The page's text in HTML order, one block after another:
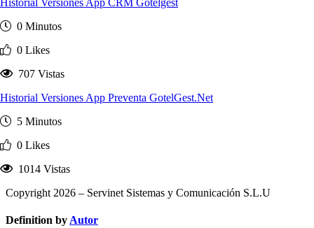
0 Minutos
0 Likes
707 Vistas
Historial Versiones App Preventa GotelGest.Net
5 Minutos
0 Likes
1014 Vistas
Copyright 2026 – Servinet Sistemas y Comunicación S.L.U
Definition by Autor